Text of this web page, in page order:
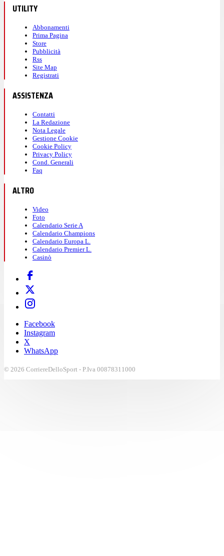
UTILITY
Abbonamenti
Prima Pagina
Store
Pubblicità
Rss
Site Map
Registrati
ASSISTENZA
Contatti
La Redazione
Nota Legale
Gestione Cookie
Cookie Policy
Privacy Policy
Cond. Generali
Faq
ALTRO
Video
Foto
Calendario Serie A
Calendario Champions
Calendario Europa L.
Calendario Premier L.
Casinò
Facebook
Instagram
X
WhatsApp
© 2026 CorriereDelloSport - P.Iva 00878311000